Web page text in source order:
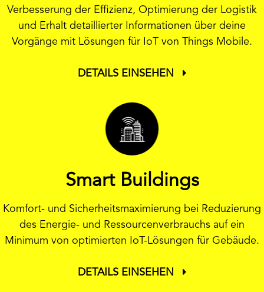
Verbesserung der Effizienz, Optimierung der Logistik
und Erhalt detaillierter Informationen über deine
Vorgänge mit Lösungen für IoT von Things Mobile.
DETAILS EINSEHEN
Smart Buildings
Komfort- und Sicherheitsmaximierung bei Reduzierung
des Energie- und Ressourcenverbrauchs auf ein
Minimum von optimierten IoT-Lösungen für Gebäude.
DETAILS EINSEHEN